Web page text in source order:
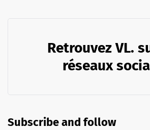
Retrouvez VL.
réseaux
Subscribe and follow